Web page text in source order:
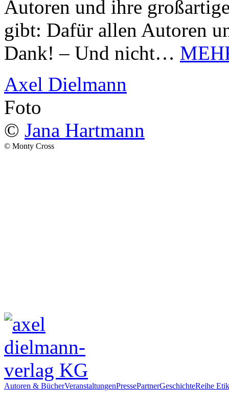
Autoren und ihre
gibt: Dafür allen Autoren
Dank! – Und nicht…
Axel Dielmann
Foto
© Jana Hartmann
© Monty Cross
Autoren & BücherVeranstaltungenPressePartnerGeschichteReihe